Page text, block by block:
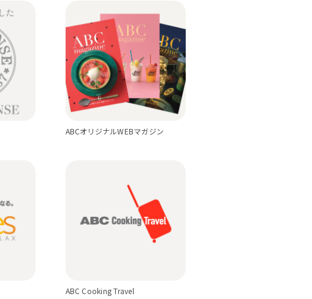
ABCオリジナルWEBマガジン
ABC Cooking Travel